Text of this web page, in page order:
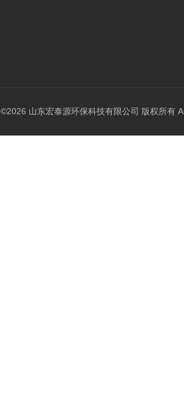
©2026 山东宏泰源环保科技有限公司 版权所有